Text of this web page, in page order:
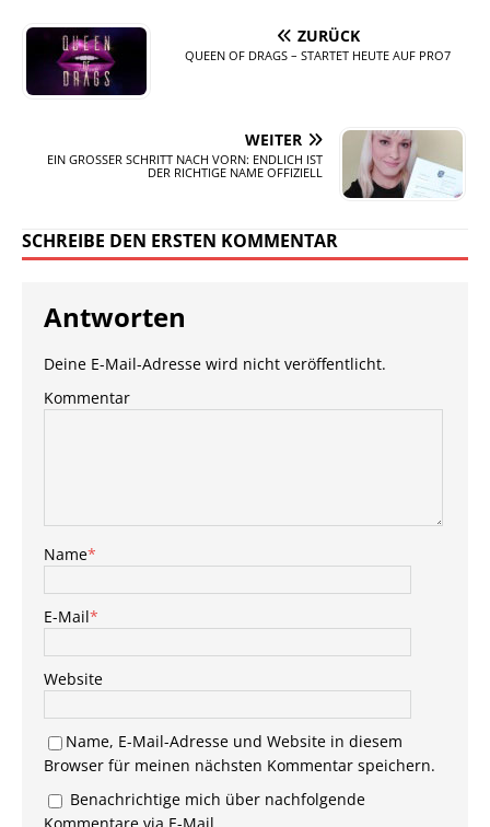
ZURÜCK
QUEEN OF DRAGS – STARTET HEUTE AUF PRO7
WEITER
EIN GROSSER SCHRITT NACH VORN: ENDLICH IST D
ER RICHTIGE NAME OFFIZIELL
SCHREIBE DEN ERSTEN KOMMENTAR
Antworten
Deine E-Mail-Adresse wird nicht veröffentlicht.
Kommentar
Name*
E-Mail*
Website
Name, E-Mail-Adresse und Website in diesem
Browser für meinen nächsten Kommentar speichern.
Benachrichtige mich über nachfolgende
Kommentare via E-Mail.